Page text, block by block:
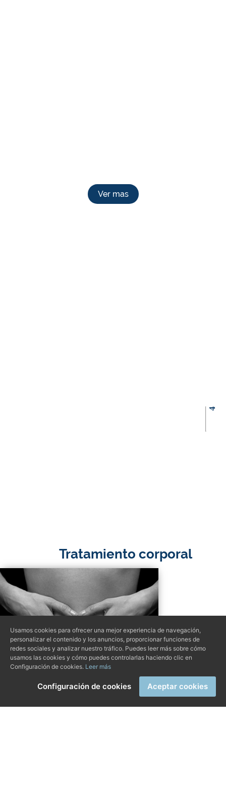
Ver mas
4
Tratamiento corporal
Usamos cookies para ofrecer una mejor experiencia de navegación,
personalizar el contenido y los anuncios, proporcionar funciones de
redes sociales y analizar nuestro tráfico. Puedes leer más sobre cómo
usamos las cookies y cómo puedes controlarlas haciendo clic en
Configuración de cookies. Leer más
Configuración de cookies Aceptar cookies